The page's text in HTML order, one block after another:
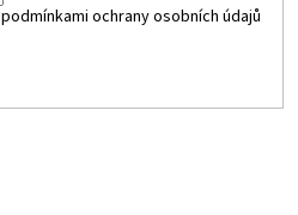
podmínkami ochrany osobních údajů